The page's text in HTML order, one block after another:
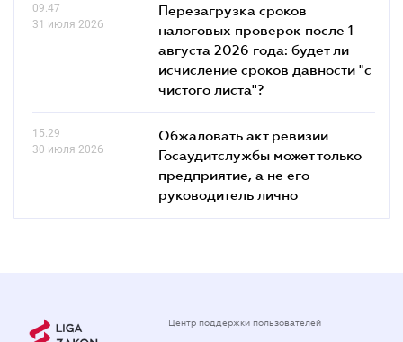
09.47
31 июля 2026
Перезагрузка сроков
налоговых проверок после 1
августа 2026 года: будет ли
исчисление сроков давности "с
чистого листа"?
15.29
30 июля 2026
Обжаловать акт ревизии
Госаудитслужбы может только
предприятие, а не его
руководитель лично
Центр поддержки пользователей